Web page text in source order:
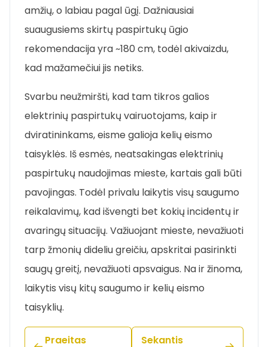
amžių, o labiau pagal ūgį. Dažniausiai
suaugusiems skirtų paspirtukų ūgio
rekomendacija yra ~180 cm, todėl akivaizdu,
kad mažamečiui jis netiks.
Svarbu neužmiršti, kad tam tikros galios
elektrinių paspirtukų vairuotojams, kaip ir
dviratininkams, eisme galioja kelių eismo
taisyklės. Iš esmės, neatsakingas elektrinių
paspirtukų naudojimas mieste, kartais gali būti
pavojingas. Todėl privalu laikytis visų saugumo
reikalavimų, kad išvengti bet kokių incidentų ir
avaringų situacijų. Važiuojant mieste, nevažiuoti
tarp žmonių dideliu greičiu, apskritai pasirinkti
saugų greitį, nevažiuoti apsvaigus. Na ir žinoma,
laikytis visų kitų saugumo ir kelių eismo
taisyklių.
Praeitas
Sekantis